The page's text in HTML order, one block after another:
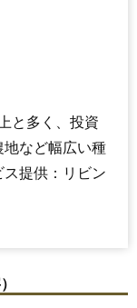
と多く、投資
地など幅広い種
提供：リビン